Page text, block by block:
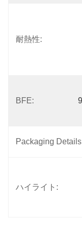
耐熱性:
BFE:
Packaging
ハイライト: